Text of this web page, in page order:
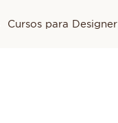
Cursos para Designer